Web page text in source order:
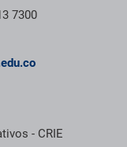
7300
- CRIE